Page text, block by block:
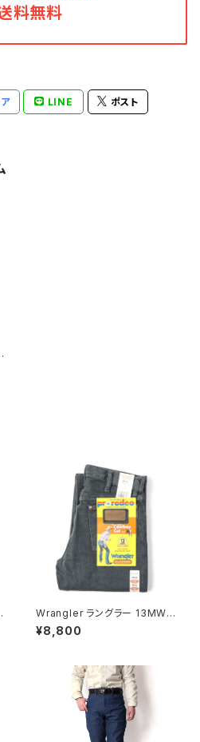
料無料
LINE ポスト
Wrangler ラングラー 13MWZ
カウボーイジーンズ チャコール
グレイ
¥8,800